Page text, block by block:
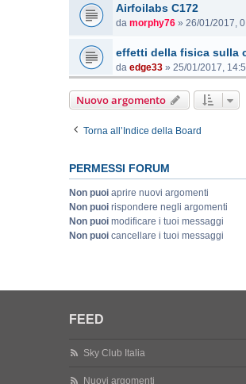
Airfoilabs C172
da morphy76 » 26/01/2017,
effetti della fisica sulla
da edge33 » 25/01/2017,
Nuovo argomento
Torna all’Indice della Board
PERMESSI FORUM
Non puoi aprire nuovi argomenti
Non puoi rispondere negli argomenti
Non puoi modificare i tuoi messaggi
Non puoi cancellare i tuoi messaggi
FEED
Sky Club Italia
Nuovi argomenti